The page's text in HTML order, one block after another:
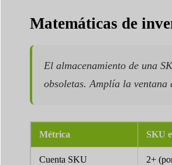
Matemáticas de
El almacenamiento de una
obsoletas. Amplía la
Métrica SKU
Cuenta SKU 2+